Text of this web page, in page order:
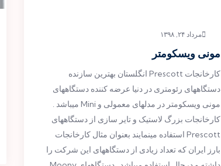
مرداد ۲۴, ۱۳۹۸
مونی ویسکومتر
کارخانجات Prescott انگلستان بهترین سازنده
دستگاههای رئومتری در دنیا عرضه کننده دستگاههای
مونی ویسکومتر در مدلهای معمولی و Mini میباشد .
کارخانجات بزرگ لاستیک و تایر سازی از دستگاههای
Prescott استفاده مینمایند بعنوان مثال کارخانجات
بارز ایران که تعداد زیادی از دستگاههای این شرکت را